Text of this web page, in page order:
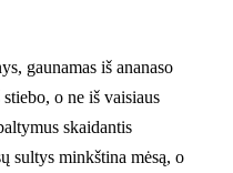
gaunamas iš ananaso
o ne iš vaisiaus
skaidantis
sultys minkština mėsą, o